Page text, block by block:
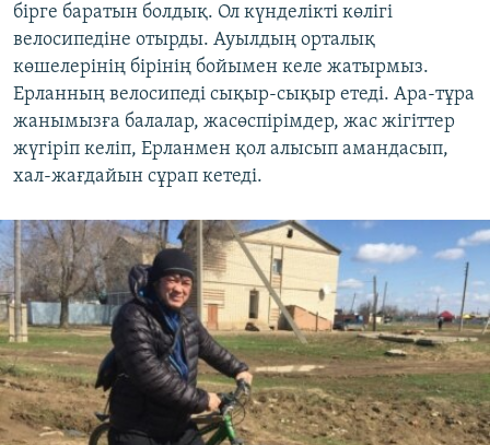
бірге баратын болдық. Ол күнделікті көлігі
велосипедіне отырды. Ауылдың орталық
көшелерінің бірінің бойымен келе жатырмыз.
Ерланның велосипеді сықыр-сықыр етеді. Ара-тұра
жанымызға балалар, жасөспірімдер, жас жігіттер
жүгіріп келіп, Ерланмен қол алысып амандасып,
хал-жағдайын сұрап кетеді.